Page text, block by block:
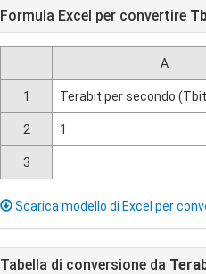
Formula Excel per convertire
A
1 Terabit per secondo
2 1
3
Scarica modello di Excel per
Tabella di conversione da